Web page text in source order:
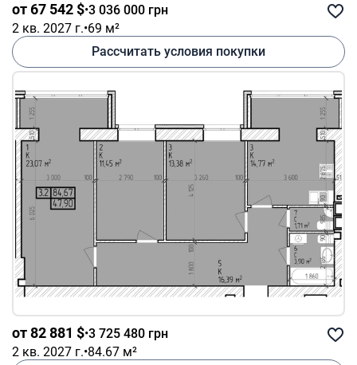
от 67 542 $•3 036 000 грн
2 кв. 2027 г.•69 м²
Рассчитать условия покупки
от 82 881 $•3 725 480 грн
2 кв. 2027 г.•84.67 м²